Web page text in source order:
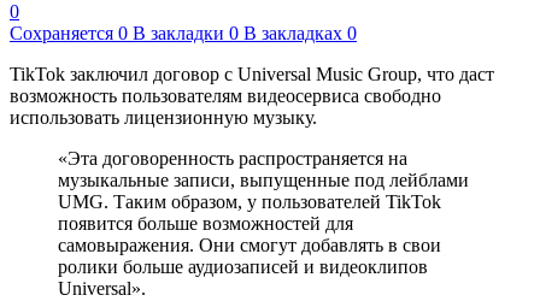
0
Сохраняется 0 В закладки 0 В закладках 0
TikTok заключил договор с Universal Music Group, что даст
возможность пользователям видеосервиса свободно
использовать лицензионную музыку.
«Эта договоренность распространяется на
музыкальные записи, выпущенные под лейблами
UMG. Таким образом, у пользователей TikTok
появится больше возможностей для
самовыражения. Они смогут добавлять в свои
ролики больше аудиозаписей и видеоклипов
Universal».